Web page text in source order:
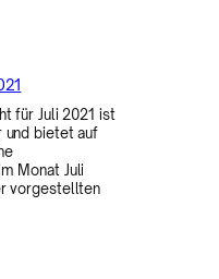
für Juli 2021 ist
und bietet auf
Monat Juli
vorgestellten